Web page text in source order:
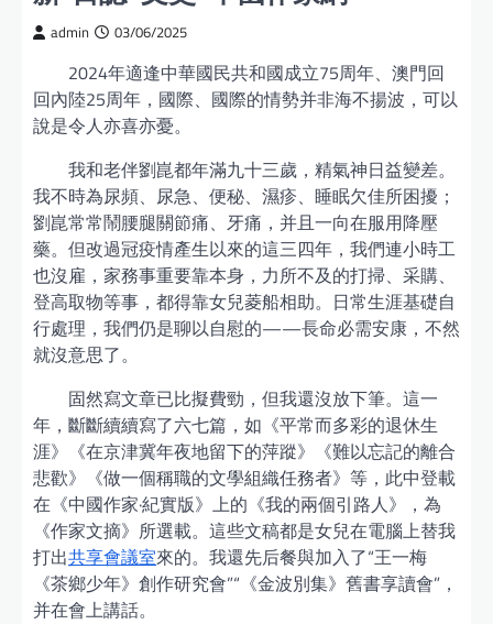
admin 03/06/2025
2024年適逢中華國民共和國成立75周年、澳門回
回內陸25周年，國際、國際的情勢并非海不揚波，可以
說是令人亦喜亦憂。
我和老伴劉崑都年滿九十三歲，精氣神日益變差。
我不時為尿頻、尿急、便秘、濕疹、睡眠欠佳所困擾；
劉崑常常鬧腰腿關節痛、牙痛，并且一向在服用降壓
藥。但改過冠疫情產生以來的這三四年，我們連小時工
也沒雇，家務事重要靠本身，力所不及的打掃、采購、
登高取物等事，都得靠女兒菱船相助。日常生涯基礎自
行處理，我們仍是聊以自慰的——長命必需安康，不然
就沒意思了。
固然寫文章已比擬費勁，但我還沒放下筆。這一
年，斷斷續續寫了六七篇，如《平常而多彩的退休生
涯》《在京津冀年夜地留下的萍蹤》《難以忘記的離合
悲歡》《做一個稱職的文學組織任務者》等，此中登載
在《中國作家·紀實版》上的《我的兩個引路人》，為
《作家文摘》所選載。這些文稿都是女兒在電腦上替我
打出共享會議室來的。我還先后餐與加入了“王一梅
《茶鄉少年》創作研究會”“《金波別集》舊書享讀會”，
并在會上講話。